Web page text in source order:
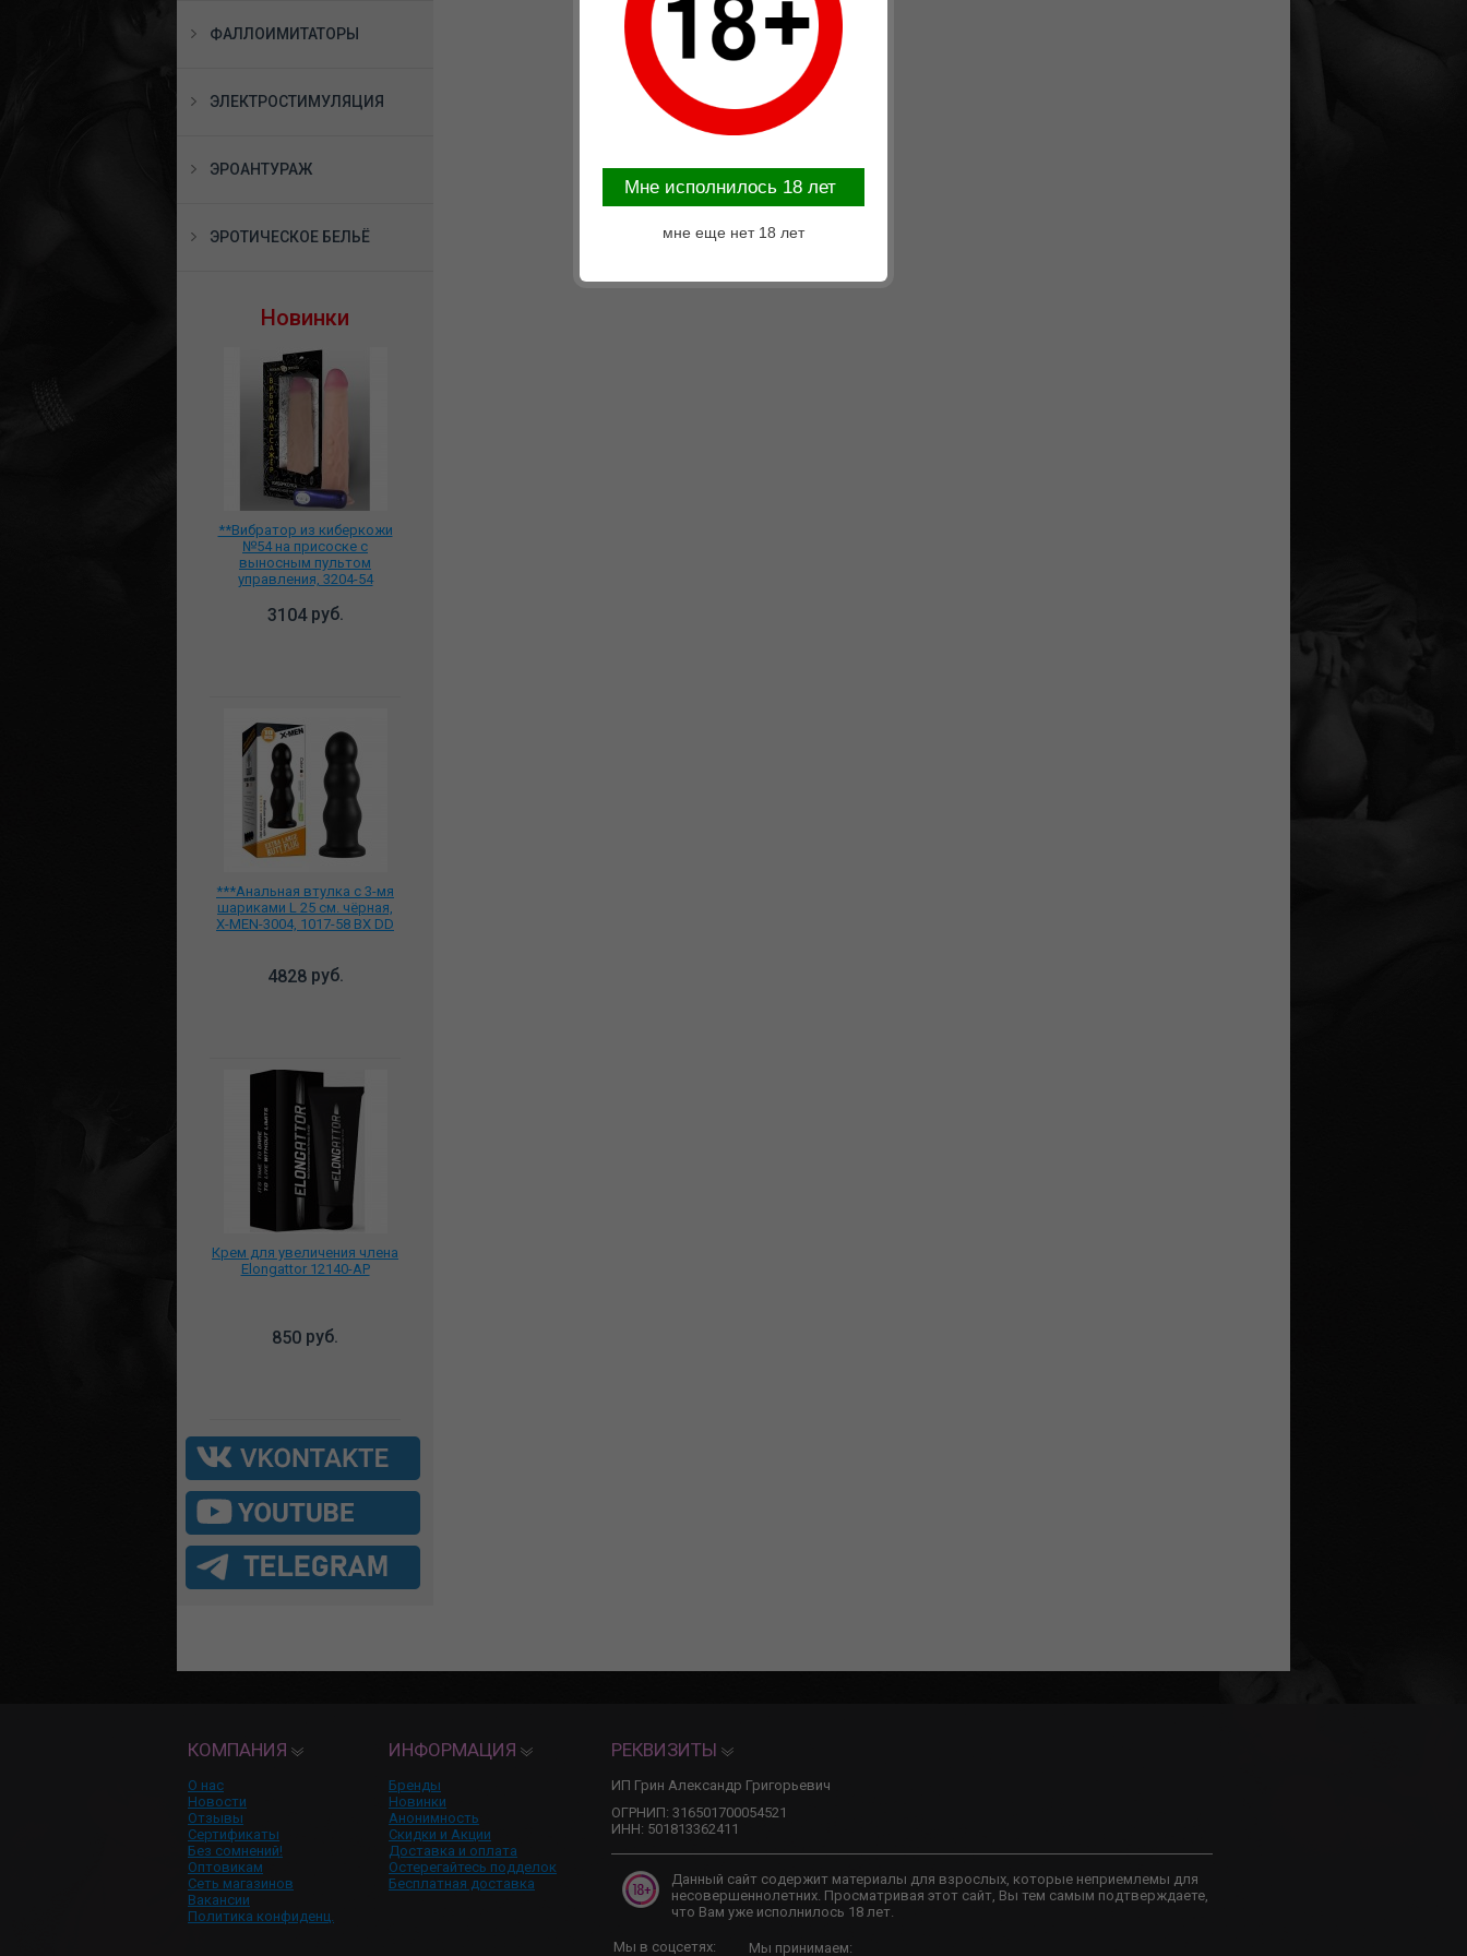
ФАЛЛОИМИТАТОРЫ
ЭЛЕКТРОСТИМУЛЯЦИЯ
ЭРОАНТУРАЖ
ЭРОТИЧЕСКОЕ БЕЛЬЁ
Новинки
**Вибратор из киберкожи
№54 на присоске с
выносным пультом
управления, 3204-54
3104руб.
***Анальная втулка с 3-мя
шариками L 25 см. чёрная,
X-MEN-3004, 1017-58 BX DD
4828руб.
Крем для увеличения члена
Elongattor 12140-AP
850 руб.
КОМПАНИЯ
О нас
Новости
Отзывы
Сертификаты
Без сомнений!
Оптовикам
Сеть магазинов
Вакансии
Политика конфиденц.
ИНФОРМАЦИЯ
Бренды
Новинки
Анонимность
Скидки и Акции
Доставка и оплата
Остерегайтесь подделок
Бесплатная доставка
РЕКВИЗИТЫ
ИП Грин Александр Григорьевич
ОГРНИП: 316501700054521
ИНН: 501813362411
Данный сайт содержит материалы для взрослых, которые неприемлемы для
несовершеннолетних. Просматривая этот сайт, Вы тем самым подтверждаете,
что Вам уже исполнилось 18 лет.
Мы в соцсетях: Мы принимаем:
Mне исполнилось 18 лет
мне еще нет 18 лет